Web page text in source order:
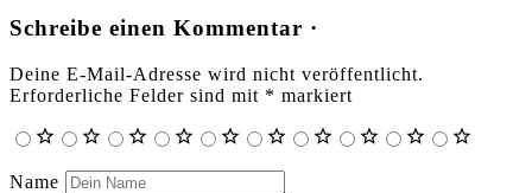
Schreibe einen Kommentar ·
Deine E-Mail-Adresse wird nicht veröffentlicht.
Erforderliche Felder sind mit * markiert
Name